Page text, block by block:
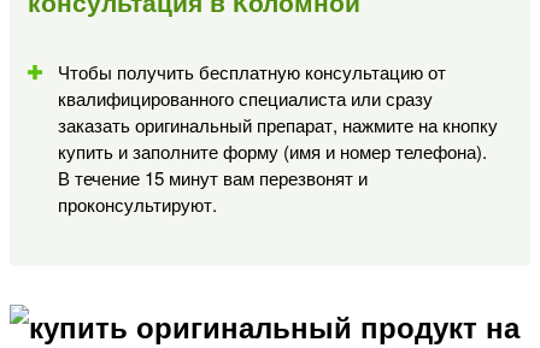
Чтобы получить бесплатную консультацию от
квалифицированного специалиста или сразу
заказать оригинальный препарат, нажмите на кнопку
купить и заполните форму (имя и номер телефона).
В течение 15 минут вам перезвонят и
проконсультируют.